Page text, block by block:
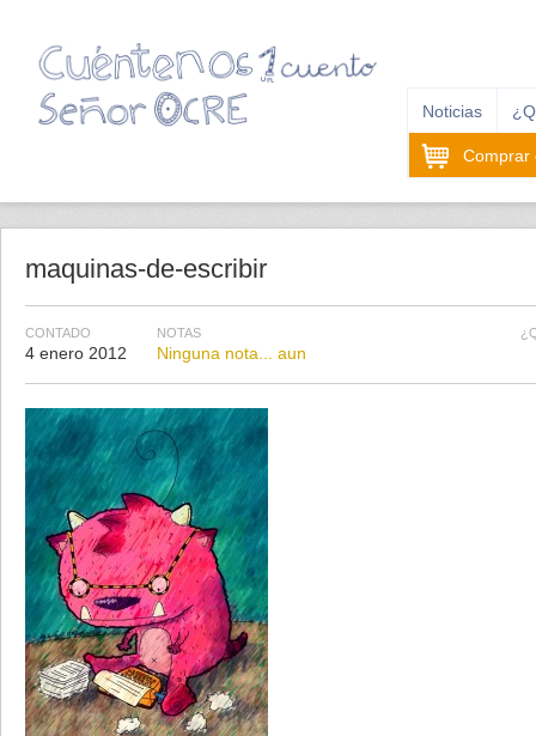
Noticias
Comprar
maquinas-de-escribir
CONTADO
4 enero 2012
NOTAS
Ninguna nota... aun